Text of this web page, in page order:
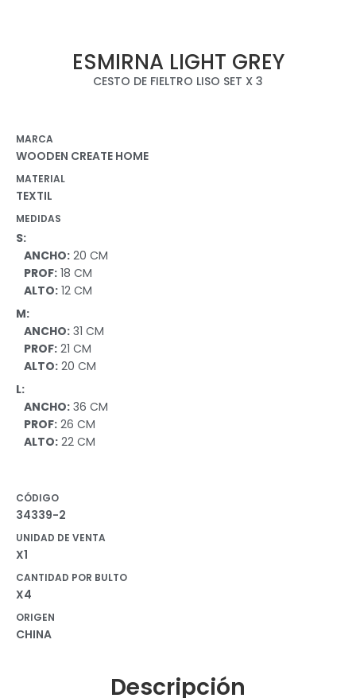
ESMIRNA LIGHT GREY
CESTO DE FIELTRO LISO SET X 3
MARCA
WOODEN CREATE HOME
MATERIAL
TEXTIL
MEDIDAS
S:
ANCHO: 20 CM
PROF: 18 CM
ALTO: 12 CM
M:
ANCHO: 31 CM
PROF: 21 CM
ALTO: 20 CM
L:
ANCHO: 36 CM
PROF: 26 CM
ALTO: 22 CM
CÓDIGO
34339-2
UNIDAD DE VENTA
X1
CANTIDAD POR BULTO
X4
ORIGEN
CHINA
Descripción